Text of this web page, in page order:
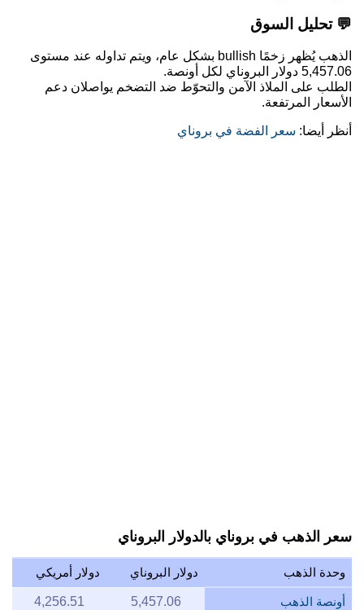
💬 تحليل السوق
الذهب يُظهر زخمًا bullish بشكل عام، ويتم تداوله عند مستوى
5,457.06 دولار البروناي لكل أونصة.
الطلب على الملاذ الآمن والتحوّط ضد التضخم يواصلان دعم
الأسعار المرتفعة.
أنظر أيضا: سعر الفضة في بروناي
سعر الذهب في بروناي بالدولار البروناي
وحدة الذهب دولار البروناي دولار أمريكي
أونصة الذهب 5,457.06
4,256.51